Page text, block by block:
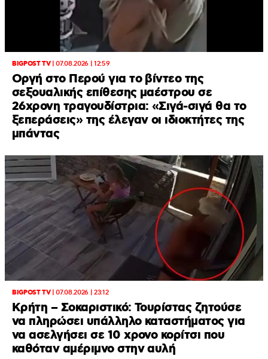
BIGPOST TV|07.08.2026 | 12:59
Οργή στο Περού για το βίντεο της
σεξουαλικής επίθεσης μαέστρου σε
26χρονη τραγουδίστρια: «Σιγά-σιγά θα το
ξεπεράσεις» της έλεγαν οι ιδιοκτήτες της
μπάντας
BIGPOST TV|07.08.2026 | 23:12
Κρήτη – Σοκαριστικό: Τουρίστας ζητούσε
να πληρώσει υπάλληλο καταστήματος για
να ασελγήσει σε 10 χρονο κορίτσι που
καθόταν αμέριμνο στην αυλή